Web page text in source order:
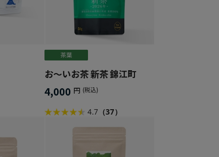
お～いお茶 新茶 錦江町
4,000 円 (税込)
4.7 （37）